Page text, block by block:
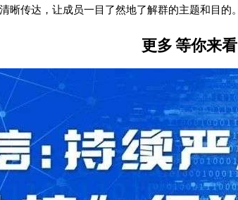
传达，让成员一目了然地了解群的主题和目的。
更多等你来看